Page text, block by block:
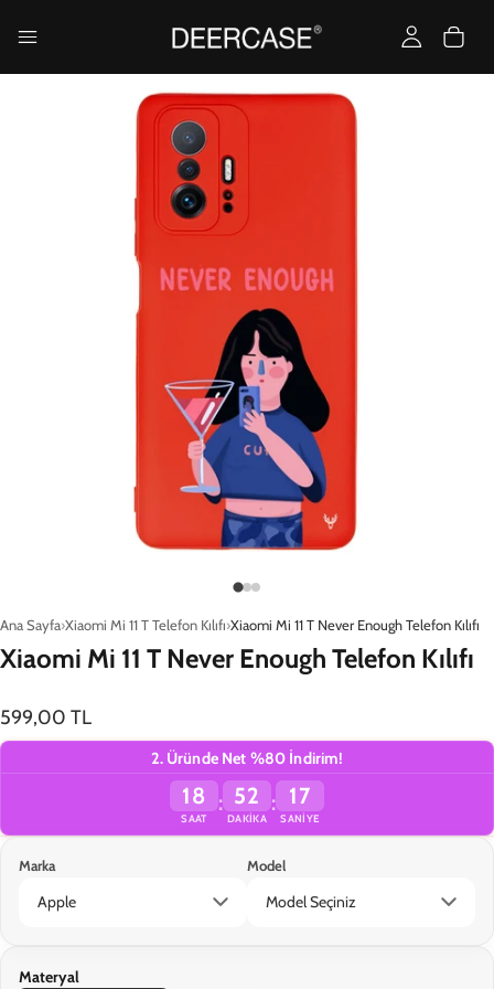
Ana Sayfa Xiaomi Mi 11 T Telefon Kılıfı Xiaomi Mi 11 T Never Enough Telefon Kılıfı
Xiaomi Mi 11 T Never Enough Telefon Kılıfı
599,00 TL
2. Üründe Net %80 İndirim!
18
SAAT
: 52
DAKIKA
: 17
SANIYE
Marka Model
Materyal